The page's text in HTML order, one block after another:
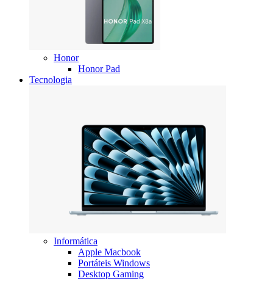
Honor
Honor Pad
Tecnologia
Informática
Apple Macbook
Portáteis Windows
Desktop Gaming